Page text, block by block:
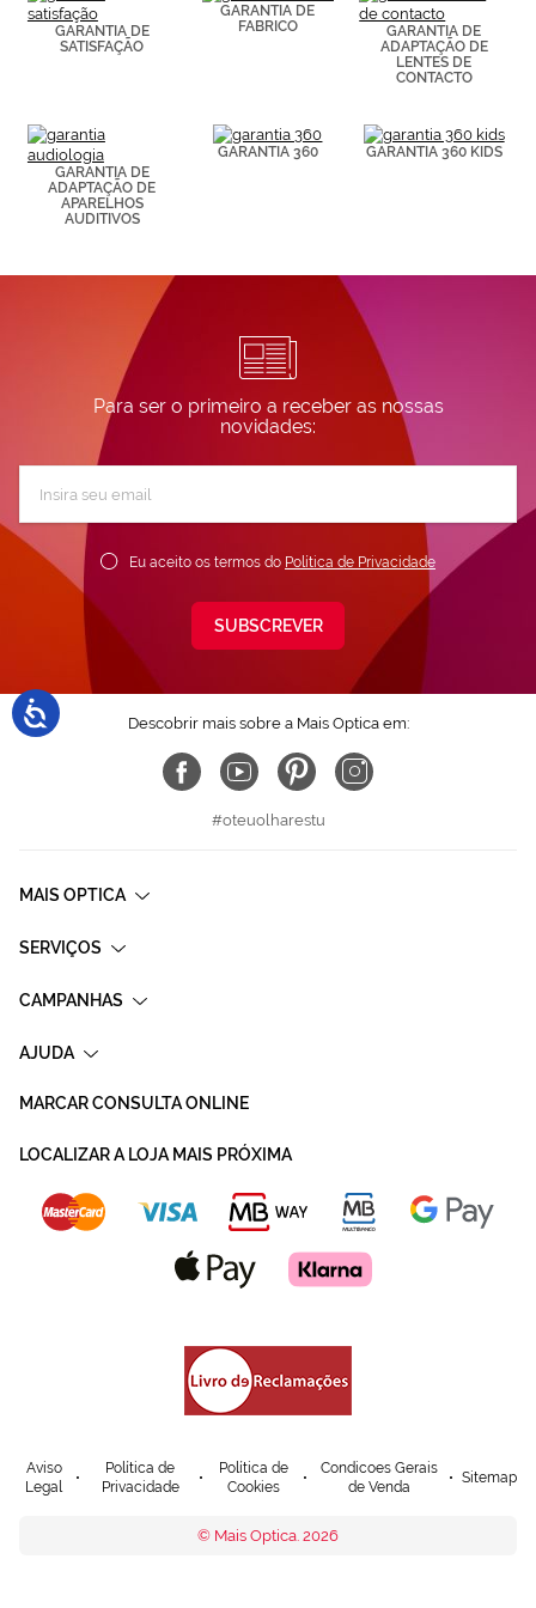
de páginas
visitadas).
Puedes
Política de
Cookies.
GARANTIA DE
SATISFAÇÃO
GARANTIA DE
FABRICO
GARANTIA DE
ADAPTAÇÃO DE
LENTES DE
CONTACTO
GARANTIA DE
ADAPTAÇÃO DE
APARELHOS
AUDITIVOS
GARANTIA 360 GARANTIA 360 KIDS
Para ser o primeiro a receber as nossas
novidades:
Newsletter:
Eu aceito os termos do Política de Privacidade
SUBSCREVER
Descobrir mais sobre a Mais Optica em:
#oteuolharestu
MAIS OPTICA
SERVIÇOS
CAMPANHAS
AJUDA
MARCAR CONSULTA ONLINE
LOCALIZAR A LOJA MAIS PRÓXIMA
Aviso
Legal
Política de
Privacidade
Política de
Cookies
Condicoes Gerais
de Venda
Sitemap
© Mais Optica. 2026